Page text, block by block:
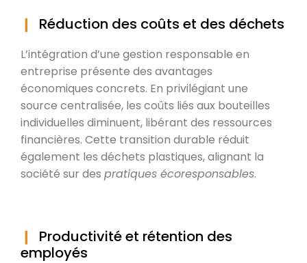
Réduction des coûts et des déchets
L’intégration d’une gestion responsable en
entreprise présente des avantages
économiques concrets. En privilégiant une
source centralisée, les coûts liés aux bouteilles
individuelles diminuent, libérant des ressources
financières. Cette transition durable réduit
également les déchets plastiques, alignant la
société sur des pratiques écoresponsables.
Productivité et rétention des
employés